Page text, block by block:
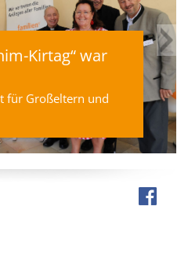
Kirtag“ war
für Großeltern und